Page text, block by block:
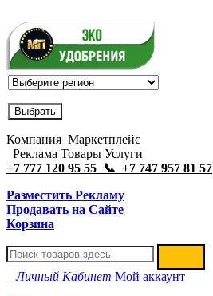
Компания Маркетплейс
Реклама Товары Услуги
+7 777 120 95 55 📞 +7 747 957 81 57
Разместить Рекламу
Продавать на Сайте
Корзина
Личный Кабинет Мой аккаунт